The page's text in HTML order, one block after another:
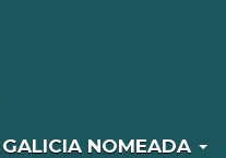
GALICIA NOMEADA